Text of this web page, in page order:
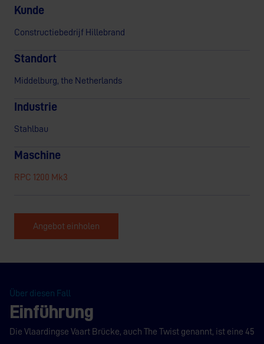
Kunde
Constructiebedrijf Hillebrand
Standort
Middelburg, the Netherlands
Industrie
Stahlbau
Maschine
RPC 1200 Mk3
Angebot einholen
Über diesen Fall
Einführung
Die Vlaardingse Vaart Brücke, auch The Twist genannt, ist eine 45